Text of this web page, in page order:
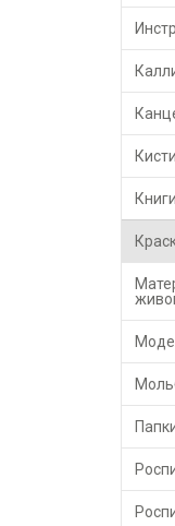
Книги